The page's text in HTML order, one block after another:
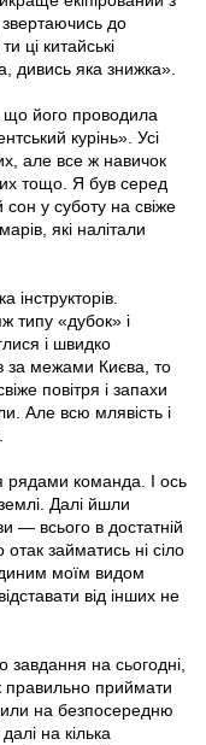
звертаючись до
ці китайські
дивись яка знижка».
що його проводила
курінь». Усі
але все ж навичок
тощо. Я був серед
сон у суботу на свіже
які налітали
типу «дубок» і
і швидко
за межами Києва, то
повітря і запахи
Але всю млявість і
команда. І ось
Далі йшли
— всього в достатній
отак займатись ні сіло
моїм видом
від інших не
завдання на сьогодні,
правильно приймати
на безпосередню
на кілька